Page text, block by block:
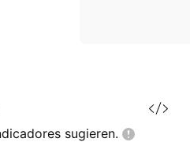
alemán
sugieren.